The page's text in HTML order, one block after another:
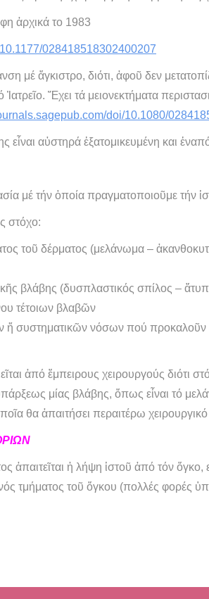
ἀρχικά το 1983
028418518302400207
μέ ἄγκιστρο, διότι, ἀφοῦ δεν
Ἔχει τά μειονεκτήματα
doi/10.1080/
αὐστηρά ἐξατομικευμένη και
μέ τήν ὁποία πραγματοποιοῦμε τήν
στόχο:
τοῦ δέρματος (μελάνωμα –
βλάβης (δυσπλαστικός σπίλος –
τέτοιων βλαβῶν
συστηματικῶν νόσων πού προκαλοῦν
ἀπό ἔμπειρους χειρουργούς διότι
μίας βλάβης, ὅπως εἶναι τό
θα ἀπαιτήσει περαιτέρω
ἀπαιτεῖται ἡ λήψη ἱστοῦ ἀπό τόν ὄγκο,
τμήματος τοῦ ὄγκου (πολλές φορές